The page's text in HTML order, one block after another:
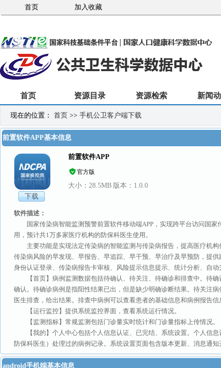
首页 加入收藏
首页 资源目录 资源检索 新闻
现在的位置： 首页 >> 手机公卫客户端下载
前置软件APP基本信息
前置软件APP
官方版
大小：28.5MB 版本：1.0.0
软件描述：
国家传染病智能监测预警前置软件移动端APP，实现跨平台访问国
用，预计共1万多家医疗机构的防保科医生使用。
主要功能是实现法定传染病的智能监测与传染病报告，提高医疗机
传染病风险的早发现、早报告、早追踪、早干预、早治疗及早预防，提
身份认证登录、传染病报告卡审核、风险提示信息提示、统计分析、自
【首页】病例监测数据包括待确认、待关注、待确诊和排查中。待
确认。待确诊病例是指阳性结果已出，但是缺少明确诊断结果。待关注
医生排查，给出结果。排查中病例可以查看患者的基础信息和病例报告信
【运行监控】提供系统监控界面，查看系统运行情况。
【监测指标】常规监测包括门诊量实时统计和门诊量指标上传情况。
【我的】个人中心包括个人信息认证、已完结、系统设置。个人信
防保科医生）处理过的病例记录。系统设置页面包含版本更新、消息通
android手机端基本信息